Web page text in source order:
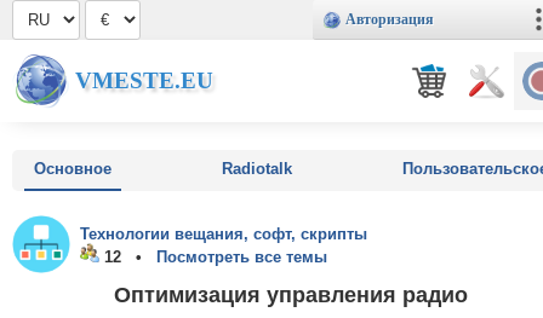
Авторизация
VMESTE.EU
Основное Radiotalk
Технологии вещания, софт, скрипты
12 •
Посмотреть все темы
Оптимизация управления радио